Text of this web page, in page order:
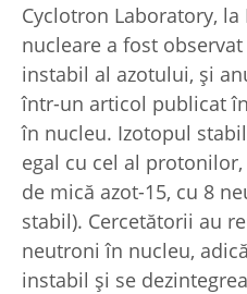
Cyclotron Laboratory,
nucleare a fost
instabil al azotului, și
într-un articol publicat
în nucleu. Izotopul
egal cu cel al
de mică azot-15, cu 8
stabil). Cercetătorii au
neutroni în nucleu,
instabil și se